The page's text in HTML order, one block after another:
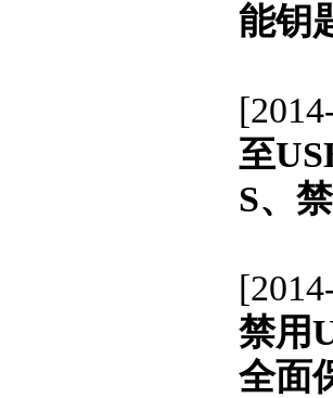
能钥
至
S、
禁用
全面